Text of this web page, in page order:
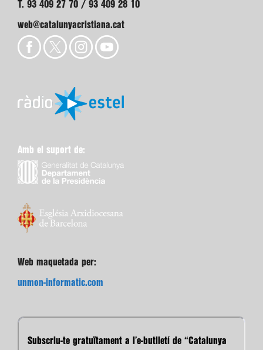
T. 93 409 27 70 / 93 409 28 10
web@catalunyacristiana.cat
Amb el suport de:
Web maquetada per:
unmon-informatic.com
Subscriu-te gratuïtament a l’e-butlletí de “Catalunya